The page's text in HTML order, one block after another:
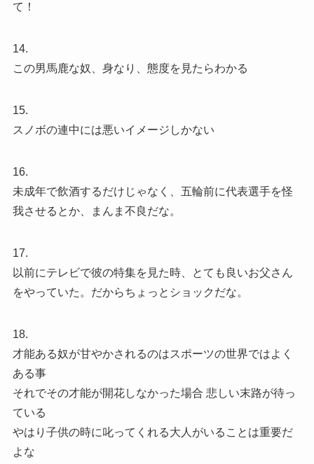
て！
14.
この男馬鹿な奴、身なり、態度を見たらわかる
15.
スノボの連中には悪いイメージしかない
16.
未成年で飲酒するだけじゃなく、五輪前に代表選手を怪
我させるとか、まんま不良だな。
17.
以前にテレビで彼の特集を見た時、とても良いお父さん
をやっていた。だからちょっとショックだな。
18.
才能ある奴が甘やかされるのはスポーツの世界ではよく
ある事
それでその才能が開花しなかった場合 悲しい末路が待っ
ている
やはり子供の時に叱ってくれる大人がいることは重要だ
よな